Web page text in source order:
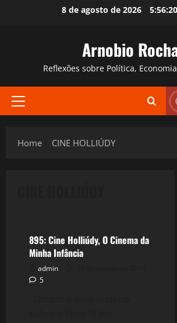
8 de agosto de 2026
Arnobio
Reflexões sobre Política,
Primary
Home CINE HOLLIÚDY
895: Cine Holliúdy, O Cinema da
Minha Infância
admin
5